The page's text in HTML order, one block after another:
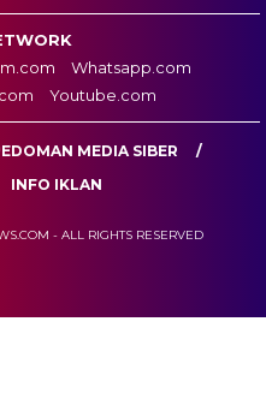
Whatsapp.com
Youtube.com
MEDIA SIBER
INFO IKLAN
- ALL RIGHTS RESERVED